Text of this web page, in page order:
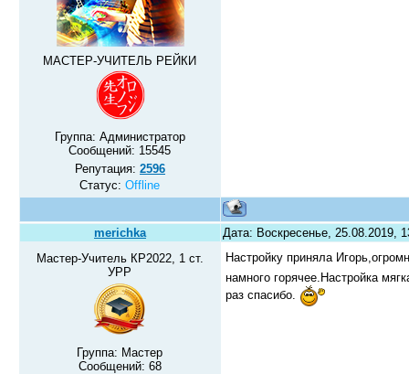
МАСТЕР-УЧИТЕЛЬ РЕЙКИ
Группа: Администратор
Сообщений: 15545
Репутация: 2596
Статус:Offline
merichka
Дата: Воскресенье, 25.08.2019,
Мастер-Учитель КР2022, 1 ст.
УРР
Группа: Мастер
Сообщений: 68
Настройку приняла
намного горячее.Настройка
раз спасибо.